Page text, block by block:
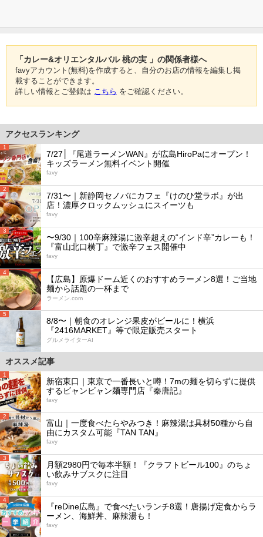
「カレー&オリエンタルバル 桃の実 」の関係者様へ
favyアカウント(無料)を作成すると、自分のお店の情報を編集し掲
載することができます。
詳しい情報とご登録は こちら をご確認ください。
アクセスランキング
1
7/27│『尾道ラーメンWAN』が広島HiroPaにオープン！
キッズラーメン無料イベント開催
favy
2
7/31〜｜新静岡セノバにカフェ『けのひ堂ラボ』が出
店！濃厚クロックムッシュにスイーツも
favy
3
〜9/30｜100辛麻辣湯に激辛超えの“インド辛”カレーも！
『富山北口横丁』で激辛フェス開催中
favy
4
【広島】原爆ドーム近くのおすすめラーメン8選！ご当地
麺から話題の一杯まで
ラーメン.com
5
8/8〜｜朝食のオレンジ果皮がビールに！横浜
『2416MARKET』等で限定販売スタート
グルメライターAI
オススメ記事
1
新宿東口｜東京で一番長いと噂！7mの麺を切らずに提供
するビャンビャン麺専門店『秦唐記』
favy
2
富山｜一度食べたらやみつき！麻辣湯は具材50種から自
由にカスタム可能『TAN TAN』
favy
3
月額2980円で毎本半額！『クラフトビール100』のちょ
い飲みサブスクに注目
favy
4
『reDine広島』で食べたいランチ8選！唐揚げ定食からラ
ーメン、海鮮丼、麻辣湯も！
favy